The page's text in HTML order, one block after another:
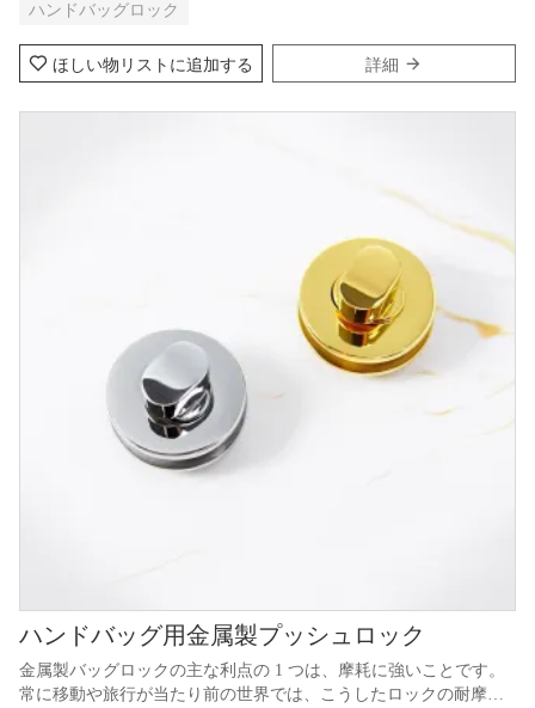
ハンドバッグロック
ほしい物リストに追加する 詳細
ハンドバッグ用金属製プッシュロック
金属製バッグロックの主な利点の 1 つは、摩耗に強いことです。
常に移動や旅行が当たり前の世界では、こうしたロックの耐摩耗